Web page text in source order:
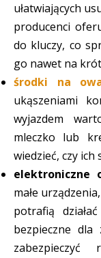
ułatwiających
producenci
do kluczy, co
go nawet na
środki na
ukąszeniami
wyjazdem
mleczko lub
wiedzieć, czy ich
elektroniczne
małe
potrafią
bezpieczne